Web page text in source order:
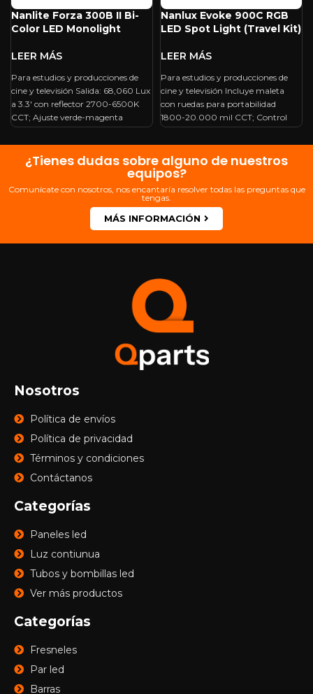
Nanlite Forza 300B II Bi-
Color LED Monolight
Para estudios y producciones de
cine y televisión Salida: 68,060 Lux
a 3.3′ con reflector 2700-6500K
CCT; Ajuste verde-magenta
Alimentación
Nanlux Evoke 900C RGB
LED Spot Light (Travel Kit)
Para estudios y producciones de
cine y televisión Incluye maleta
con ruedas para portabilidad
1800-20.000 mil CCT; Control
total del
¿Tienes dudas sobre alguno de nuestros
equipos?
Comunícate con nosotros, nos encantaría resolver todas las preguntas que
tengas.
MÁS INFORMACIÓN
Nosotros
Política de envíos
Política de privacidad
Términos y condiciones
Contáctanos
Categorías
Paneles led
Luz contiunua
Tubos y bombillas led
Ver más productos
Categorías
Fresneles
Par led
Barras